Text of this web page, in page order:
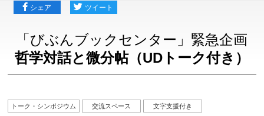
シェア ツイート
「びぶんブックセンター」緊急企画
哲学対話と微分帖（UDトーク付き）
トーク・シンポジウム 交流スペース 文字支援付き